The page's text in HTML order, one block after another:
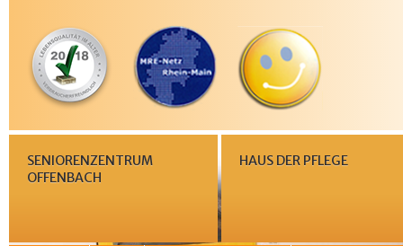
SENIORENZENTRUM
OFFENBACH
HAUS DER PFLEGE